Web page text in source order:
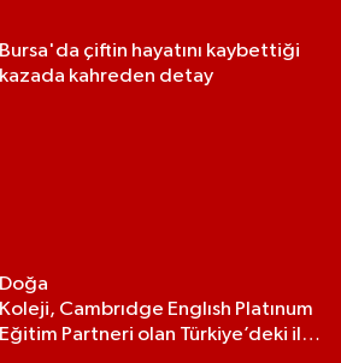
Bursa'da çiftin hayatını kaybettiği
kazada kahreden detay
Doğa
Koleji, Cambrıdge Englısh Platınum
Eğitim Partneri olan Türkiye’deki ilk